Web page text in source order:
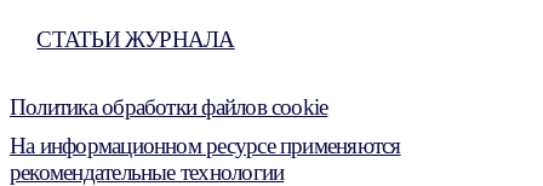
СТАТЬИ ЖУРНАЛА
Политика обработки файлов cookie
На информационном ресурсе применяются
рекомендательные технологии